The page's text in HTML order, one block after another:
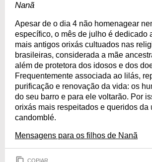
Nanã
Apesar de o dia 4 não homenagear
específico, o mês de julho é dedicado
mais antigos orixás cultuados nas
brasileiras, considerada a mãe
além de protetora dos idosos e dos
Frequentemente associada ao lilás,
purificação e renovação da vida: os
do seu barro e para ele voltarão. Por
orixás mais respeitados e queridos da
candomblé.
Mensagens para os filhos de Nanã
COPIAR